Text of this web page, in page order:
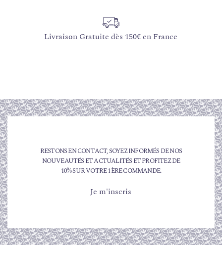
Livraison Gratuite dès 150€ en France
RESTONS EN CONTACT, SOYEZ INFORMÉS DE NOS
NOUVEAUTÉS ET ACTUALITÉS ET PROFITEZ DE
10% SUR VOTRE 1ÈRE COMMANDE.
Je m'inscris